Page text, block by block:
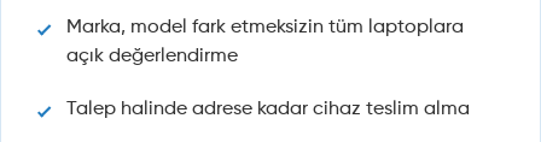
Marka, model fark etmeksizin tüm laptoplara
açık değerlendirme
Talep halinde adrese kadar cihaz teslim alma